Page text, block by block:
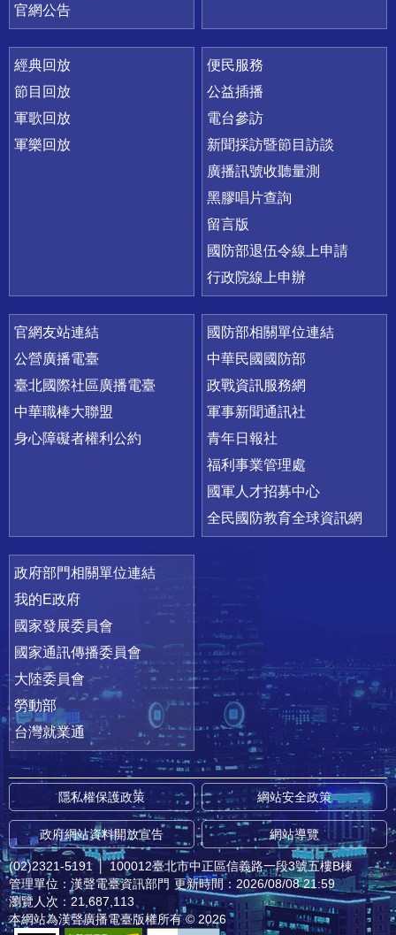
官網公告
經典回放
節目回放
軍歌回放
軍樂回放
便民服務
公益插播
電台參訪
新聞採訪暨節目訪談
廣播訊號收聽量測
黑膠唱片查詢
留言版
國防部退伍令線上申請
行政院線上申辦
官網友站連結
公營廣播電臺
臺北國際社區廣播電臺
中華職棒大聯盟
身心障礙者權利公約
國防部相關單位連結
中華民國國防部
政戰資訊服務網
軍事新聞通訊社
青年日報社
福利事業管理處
國軍人才招募中心
全民國防教育全球資訊網
政府部門相關單位連結
我的E政府
國家發展委員會
國家通訊傳播委員會
大陸委員會
勞動部
台灣就業通
隱私權保護政策 網站安全政策
政府網站資料開放宣告 網站導覽
(02)2321-5191 │ 100012臺北市中正區信義路一段3號五樓B棟
管理單位：漢聲電臺資訊部門 更新時間：2026/08/08 21:59
瀏覽人次：21,687,113
本網站為漢聲廣播電臺版權所有 © 2026